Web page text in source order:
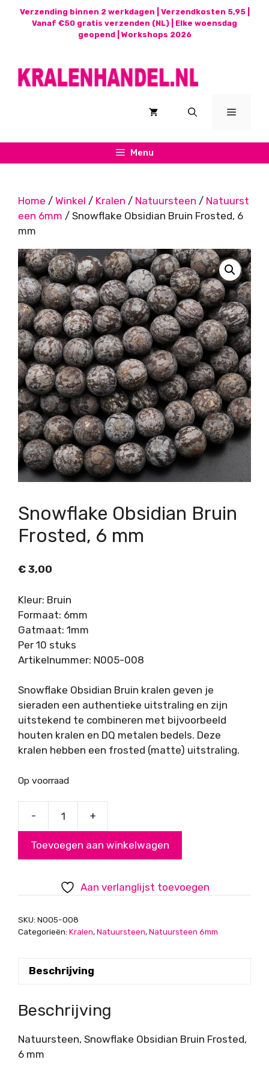
Verzending binnen 2 werkdagen | Verzendkosten 5,95 |
Vanaf €50 gratis verzenden (NL) | Elke woensdag
geopend | Workshops 2026
Menu
Menu
Home / Winkel / Kralen / Natuursteen / Natuurst
een 6mm / Snowflake Obsidian Bruin Frosted, 6
mm
Snowflake Obsidian Bruin
Frosted, 6 mm
€ 3,00
Kleur: Bruin
Formaat: 6mm
Gatmaat: 1mm
Per 10 stuks
Artikelnummer: N005-008
Snowflake Obsidian Bruin kralen geven je
sieraden een authentieke uitstraling en zijn
uitstekend te combineren met bijvoorbeeld
houten kralen en DQ metalen bedels. Deze
kralen hebben een frosted (matte) uitstraling.
Op voorraad
-
Bruin
6
mm
+
Toevoegen aan winkelwagen
Aan verlanglijst toevoegen
SKU: N005-008
Categorieën: Kralen,Natuursteen,Natuursteen 6mm
Beschrijving
Beschrijving
Natuursteen, Snowflake Obsidian Bruin Frosted,
6 mm